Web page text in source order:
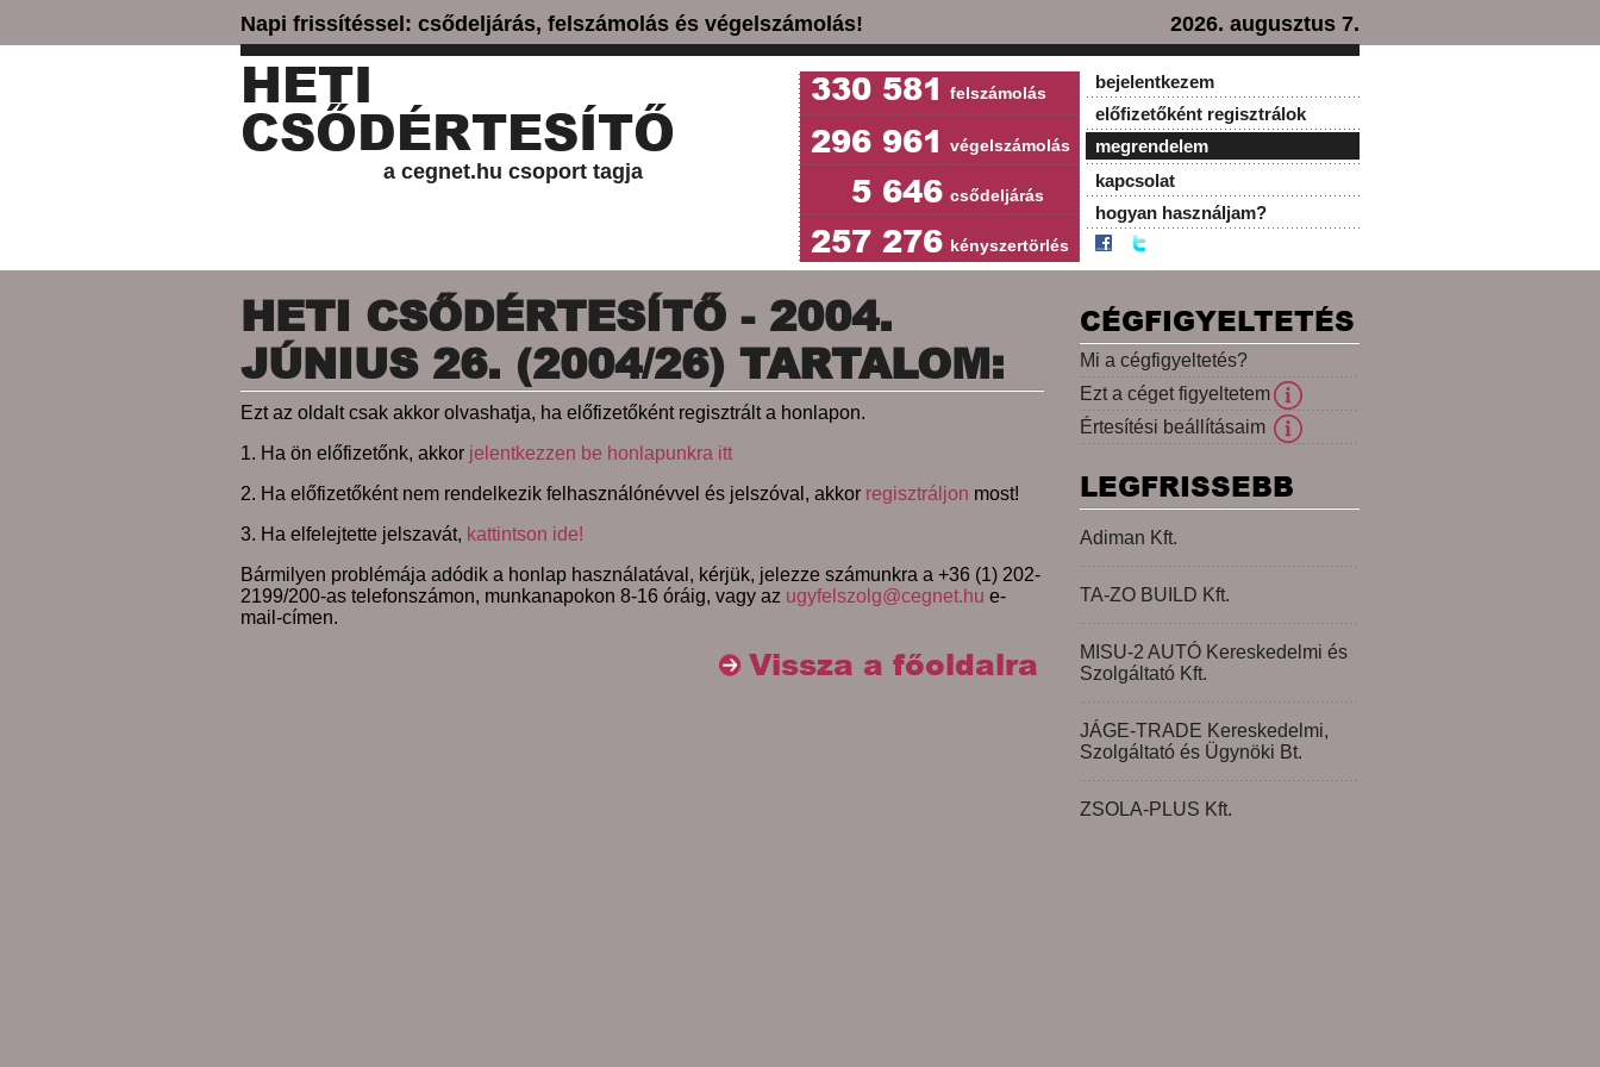
Napi frissítéssel: csődeljárás, felszámolás és végelszámolás! 2026. augusztus 7.
HETI
CSŐDÉRTESÍTŐ
a cegnet.hu csoport tagja
330 581 felszámolás
296 961 végelszámolás
5 646 csődeljárás
257 276 kényszertörlés
bejelentkezem
előfizetőként regisztrálok
megrendelem
kapcsolat
hogyan használjam?
HETI CSŐDÉRTESÍTŐ - 2004.
JÚNIUS 26. (2004/26) TARTALOM:
Ezt az oldalt csak akkor olvashatja, ha előfizetőként regisztrált a honlapon.
1. Ha ön előfizetőnk, akkor jelentkezzen be honlapunkra itt
2. Ha előfizetőként nem rendelkezik felhasználónévvel és jelszóval, akkor regisztráljon most!
3. Ha elfelejtette jelszavát, kattintson ide!
Bármilyen problémája adódik a honlap használatával, kérjük, jelezze számunkra a +36 (1) 202-
2199/200-as telefonszámon, munkanapokon 8-16 óráig, vagy az ugyfelszolg@cegnet.hu e-
mail-címen.
Vissza a főoldalra
CÉGFIGYELTETÉS
Mi a cégfigyeltetés?
Ezt a céget figyeltetem
Értesítési beállításaim
LEGFRISSEBB
Adiman Kft.
TA-ZO BUILD Kft.
MISU-2 AUTÓ Kereskedelmi és
Szolgáltató Kft.
JÁGE-TRADE Kereskedelmi,
Szolgáltató és Ügynöki Bt.
ZSOLA-PLUS Kft.